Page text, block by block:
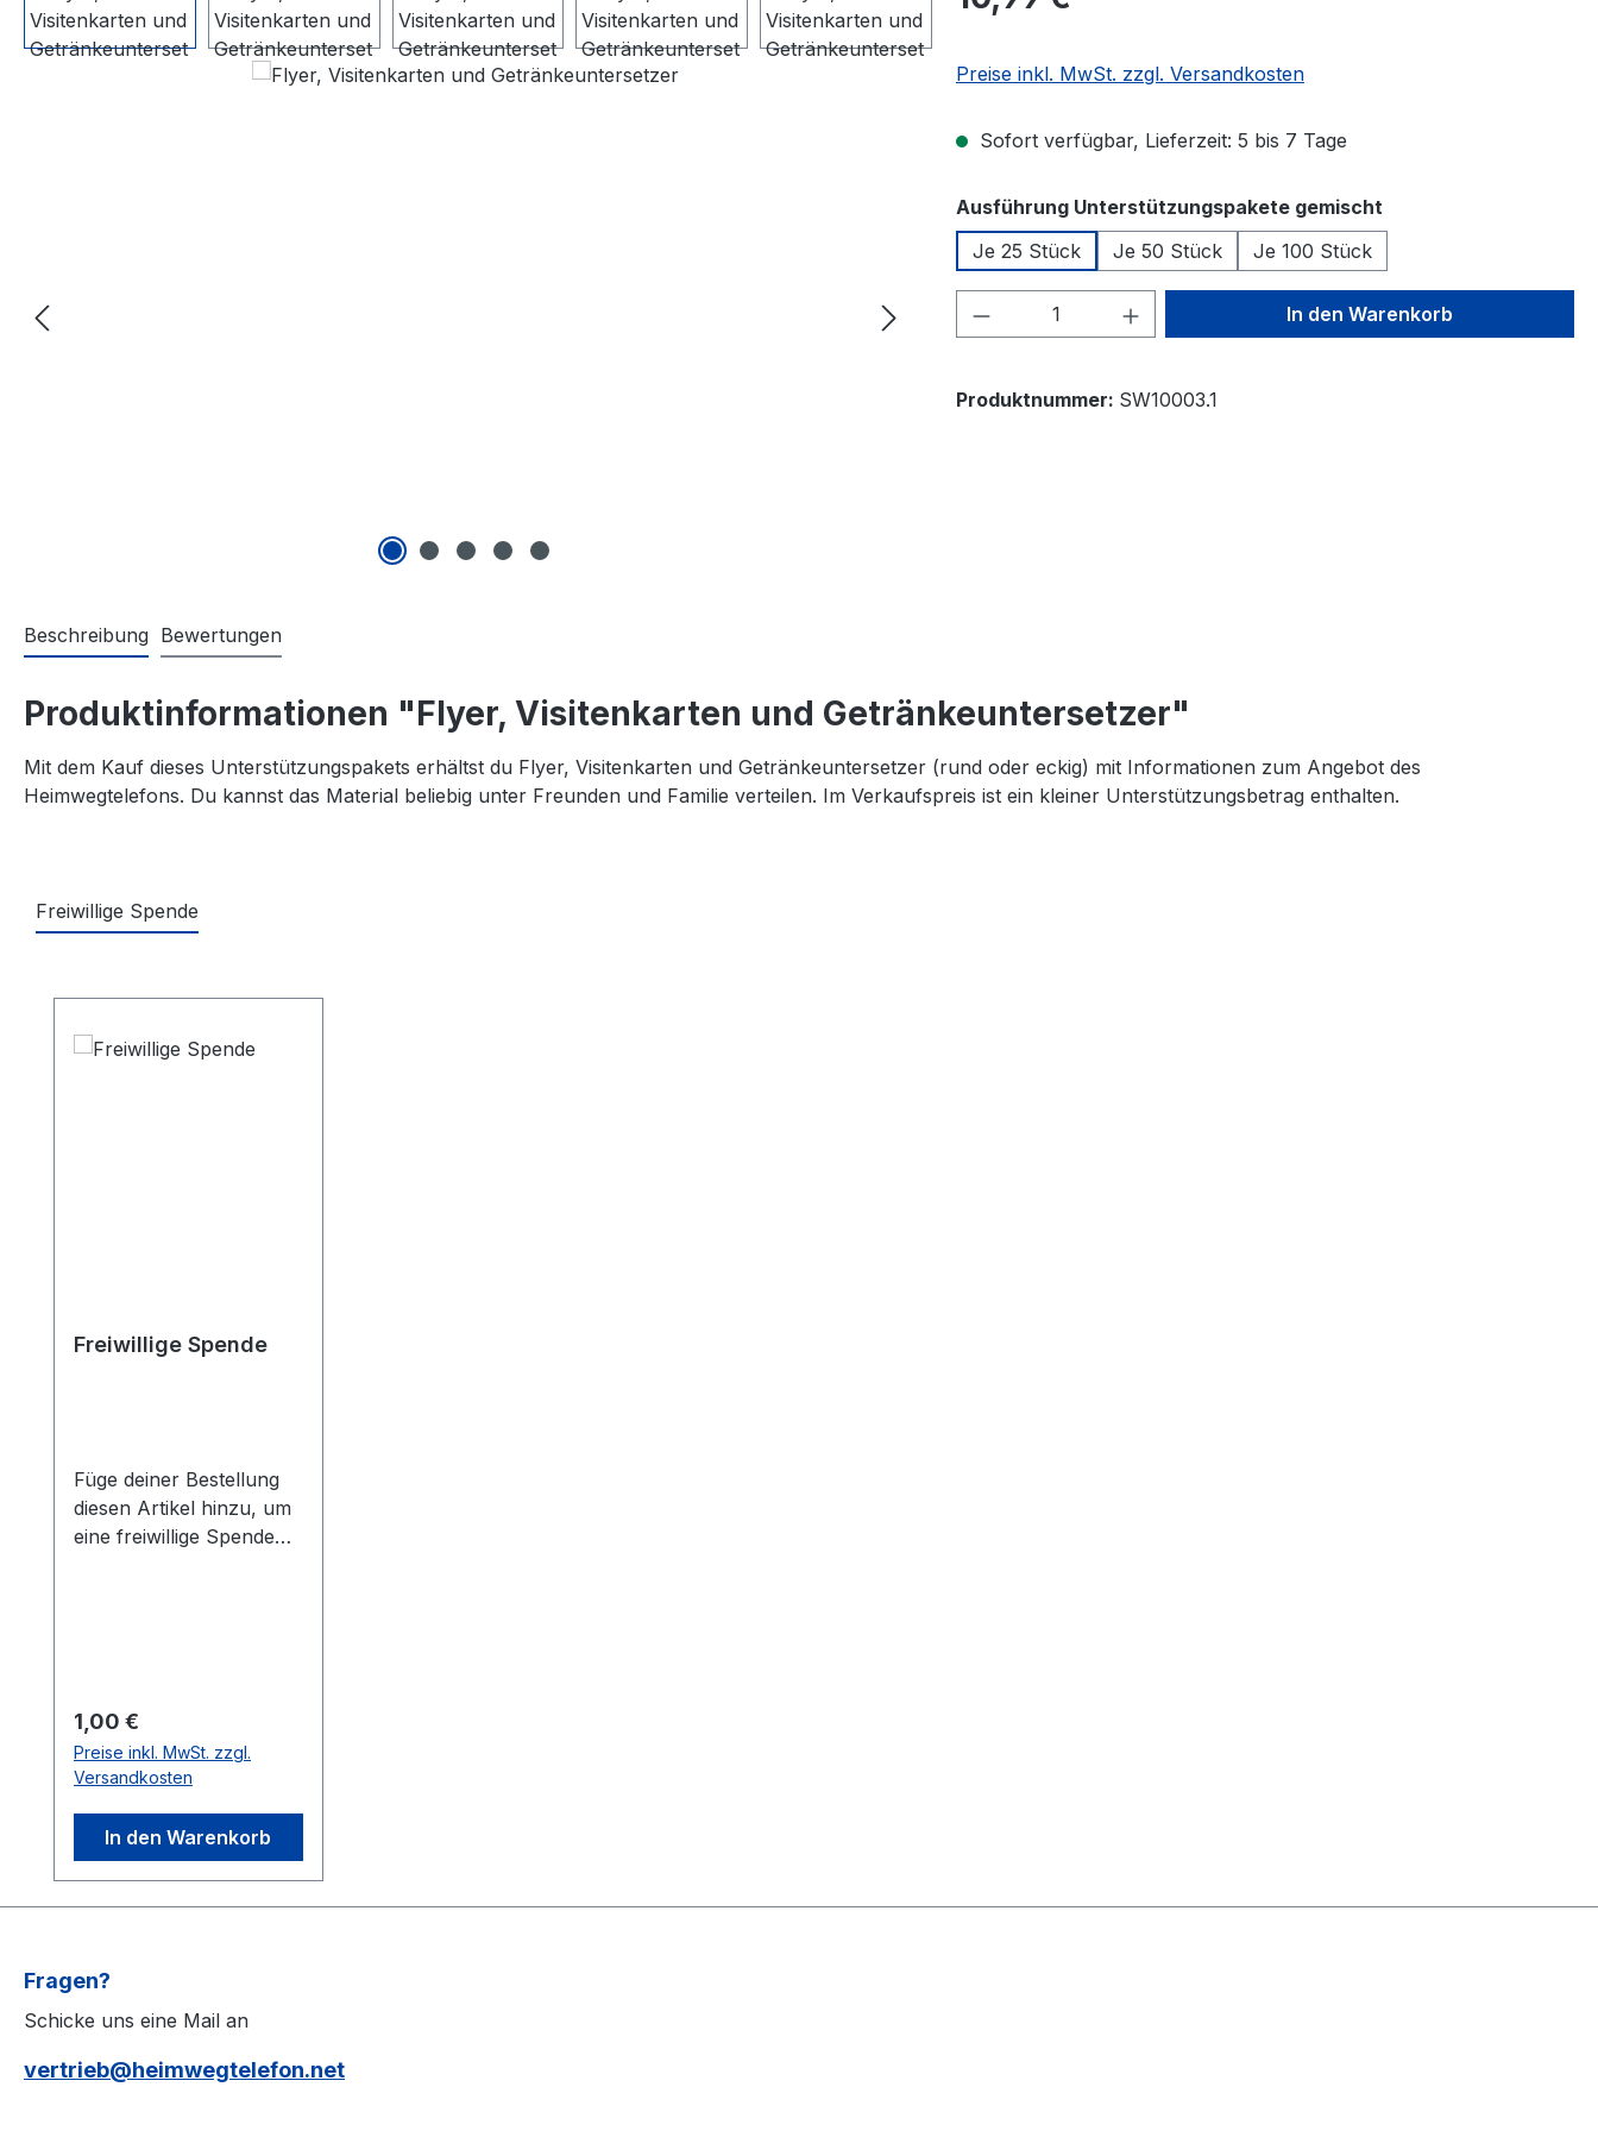
Preise inkl. MwSt. zzgl. Versandkosten
Sofort verfügbar, Lieferzeit: 5 bis 7 Tage
Ausführung Unterstützungspakete gemischt
Je 25 Stück
Je 50 Stück Je 100 Stück
Produkt Anzahl: Gib den gewünschten Wert
In den Warenkorb
Produktnummer: SW10003.1
Beschreibung Bewertungen
Produktinformationen "Flyer, Visitenkarten und Getränkeuntersetzer"
Mit dem Kauf dieses Unterstützungspakets erhältst du Flyer, Visitenkarten und Getränkeuntersetzer (rund oder eckig) mit Informationen zum Angebot des
Heimwegtelefons. Du kannst das Material beliebig unter Freunden und Familie verteilen. Im Verkaufspreis ist ein kleiner Unterstützungsbetrag enthalten.
Freiwillige Spende
Freiwillige Spende
Füge deiner Bestellung
diesen Artikel hinzu, um
eine freiwillige Spende
Regulärer Preis:
1,00 €
Preise inkl. MwSt. zzgl.
Versandkosten
In den Warenkorb
Fragen?
Schicke uns eine Mail an
vertrieb@heimwegtelefon.net